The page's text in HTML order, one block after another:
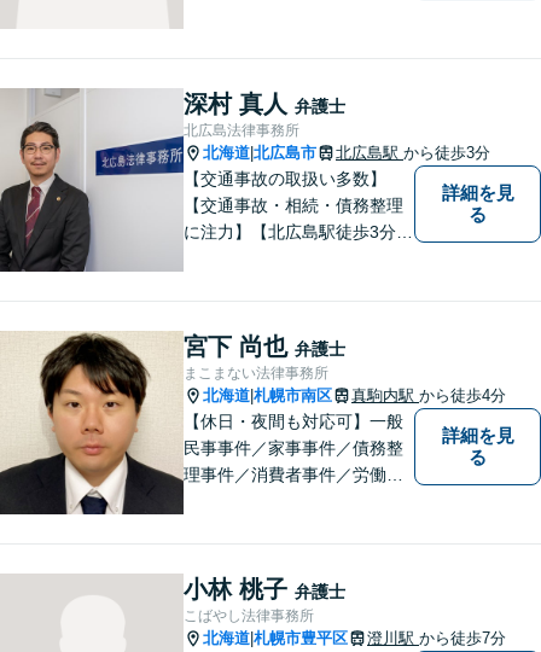
深村 真人 弁護士
北広島法律事務所
北海道 北広島市 北広島駅 から徒歩3分
【交通事故の取扱い多数】
【交通事故・相続・債務整理
に注力】【北広島駅徒歩3分】
続、交通事故、労働、企業法
務など、多岐に渡る分野に精
通しています。どうぞお気軽
にご連絡ください。
詳細を見
る
宮下 尚也 弁護士
まこまない法律事務所
北海道 札幌市南区 真駒内駅 から徒歩4分
【休日・夜間も対応可】一般
民事事件／家事事件／債務整
理事件／消費者事件／労働事
を抱え込まず、まずは一度ご
相談ください！
詳細を見
る
小林 桃子 弁護士
こばやし法律事務所
北海道 札幌市豊平区 澄川駅 から徒歩7分